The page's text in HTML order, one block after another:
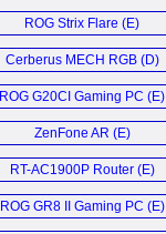
Router (E)
ROG Strix Flare (E)
Cerberus MECH RGB (D)
ROG G20CI Gaming PC (E)
ZenFone AR (E)
RT-AC1900P Router (E)
ROG GR8 II Gaming PC (E)